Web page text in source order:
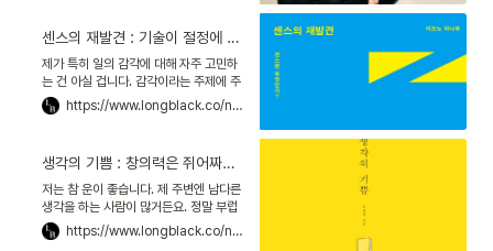
저보다 한국말 더 빠르게 하세요. 킴벡 대
표님 이력이 얼마나 화려한지 몰라요.
센스의 재발견 : 기술이 절정에 이르면 센스의 시대가 찾아온다
제가 특히 일의 감각에 대해 자주 고민하
는 건 아실 겁니다. 감각이라는 주제에 주
목하며 책을 찾다 보면 유난히 일본 책을
많이 발견하게 됩니다. 그 책들을 훑다가
노 마나부는 디자이너입니다. 구마모토현
을 대표하는 캐릭터 쿠마몬くまモン*을
디자인한 인물로 유명합니다. 굿디자인컴
퍼니Good Design Company라는 회
사를 운영하고 있죠.
https://www.longblack.co/note/107
생각의 기쁨 : 창의력은 쥐어짜내는 것이 아니라, 흘러넘치는 것이다
저는 참 운이 좋습니다. 제 주변엔 남다른
생각을 하는 사람이 많거든요. 정말 부럽
습니다. 그런 능력을 갖추고 싶어요. 스스
로 성장하고, 주변 사람들에게 도움이 되
https://www.longblack.co/note/109